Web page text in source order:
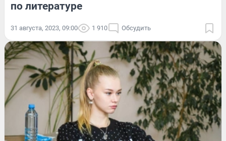
по литературе
31 августа, 2023, 09:00 1 910 Обсудить